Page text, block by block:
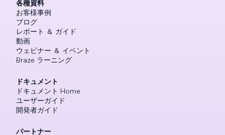
各種資料
お客様事例
ブログ
レポート ＆ ガイド
動画
ウェビナー ＆ イベント
Braze ラーニング
ドキュメント
ドキュメント Home
ユーザーガイド
開発者ガイド
パートナー